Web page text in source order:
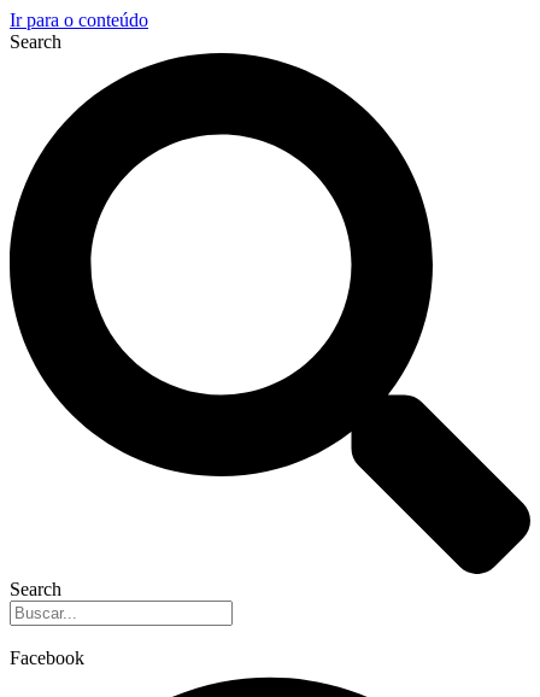
Ir para o conteúdo
Search
Search
Facebook